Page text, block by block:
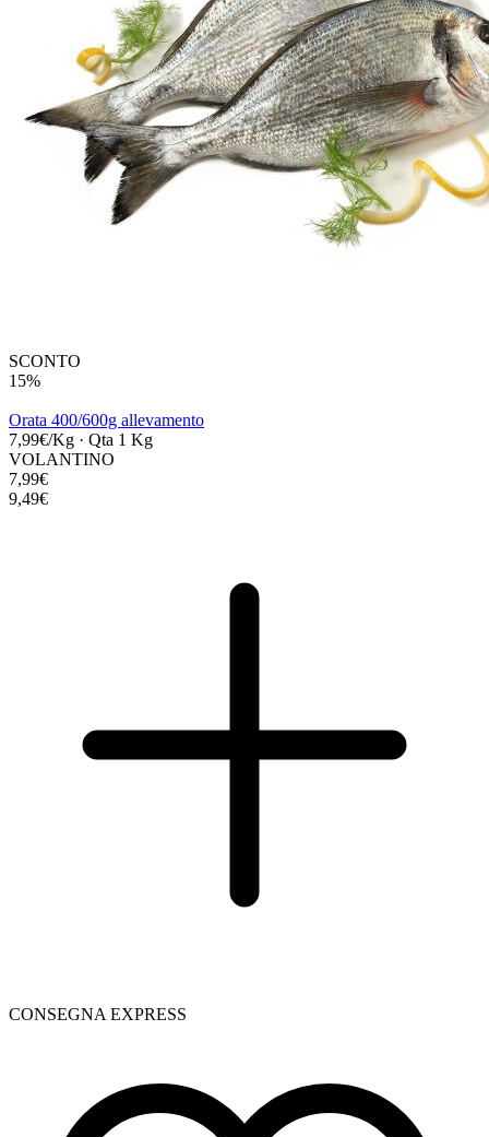
SCONTO
15%
Orata 400/600g allevamento
7,99€/Kg · Qta 1 Kg
VOLANTINO
7,99€
9,49€
CONSEGNA EXPRESS